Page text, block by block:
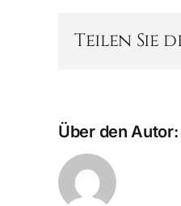
Teilen Sie
Über den